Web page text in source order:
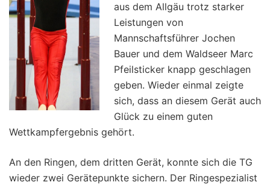
aus dem Allgäu trotz starker
Leistungen von
Mannschaftsführer Jochen
Bauer und dem Waldseer Marc
Pfeilsticker knapp geschlagen
geben. Wieder einmal zeigte
sich, dass an diesem Gerät auch
Glück zu einem guten
Wettkampfergebnis gehört.
An den Ringen, dem dritten Gerät, konnte sich die TG
wieder zwei Gerätepunkte sichern. Der Ringespezialist